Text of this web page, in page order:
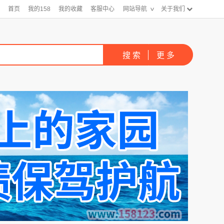
首页 我的158 我的收藏 客服中心 网站导航 关于我们